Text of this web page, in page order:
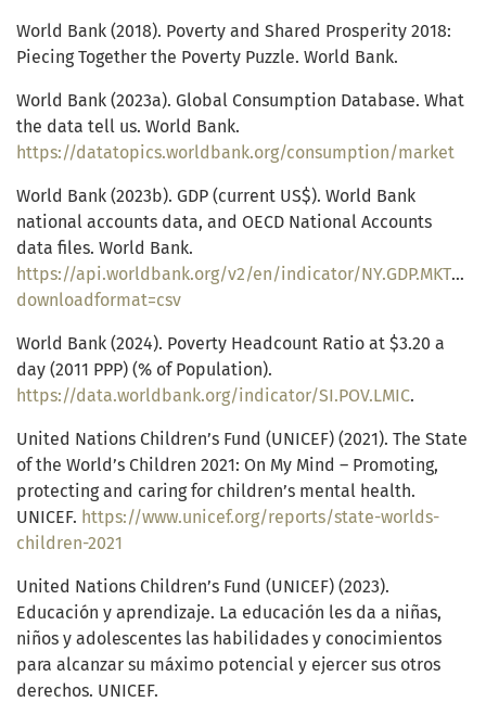
World Bank (2018). Poverty and Shared Prosperity 2018:
Piecing Together the Poverty Puzzle. World Bank.
World Bank (2023a). Global Consumption Database. What
the data tell us. World Bank.
https://datatopics.worldbank.org/consumption/market
World Bank (2023b). GDP (current US$). World Bank
national accounts data, and OECD National Accounts
data files. World Bank.
https://api.worldbank.org/v2/en/indicator/
downloadformat=csv
World Bank (2024). Poverty Headcount Ratio at $3.20 a
day (2011 PPP) (% of Population).
https://data.worldbank.org/indicator/SI.POV.LMIC.
United Nations Children’s Fund (UNICEF) (2021). The State
of the World’s Children 2021: On My Mind – Promoting,
protecting and caring for children’s mental health.
UNICEF. https://www.unicef.org/reports/state-worlds-
children-2021
United Nations Children’s Fund (UNICEF) (2023).
Educación y aprendizaje. La educación les da a niñas,
niños y adolescentes las habilidades y conocimientos
para alcanzar su máximo potencial y ejercer sus otros
derechos. UNICEF.